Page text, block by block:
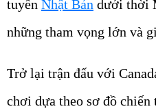
tuyển Nhật Bản dưới thời
những tham vọng lớn và
Trở lại trận đấu với
chơi dựa theo sơ đồ